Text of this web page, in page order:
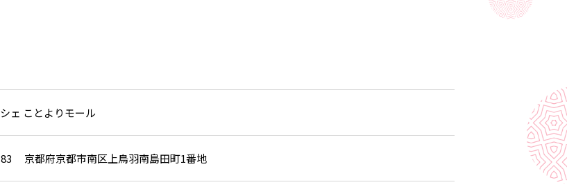
ェ ことよりモール
京都府京都市南区上鳥羽南島田町1番地